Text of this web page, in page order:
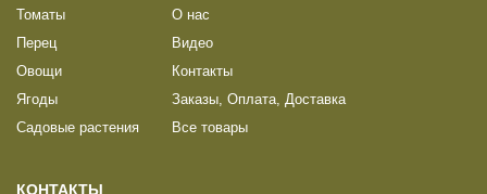
Томаты
Перец
Овощи
Ягоды
Садовые растения
О нас
Видео
Контакты
Заказы, Оплата, Доставка
Все товары
КОНТАКТЫ